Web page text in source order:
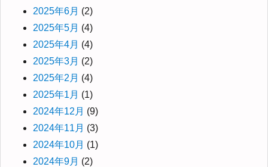
2025年6月 (2)
2025年5月 (4)
2025年4月 (4)
2025年3月 (2)
2025年2月 (4)
2025年1月 (1)
2024年12月 (9)
2024年11月 (3)
2024年10月 (1)
2024年9月 (2)